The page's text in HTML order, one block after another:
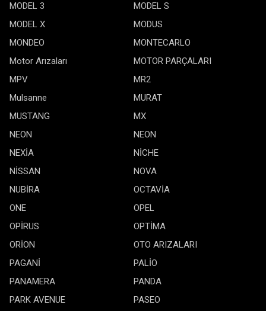
MODEL 3
MODEL S
MODEL X
MODUS
MONDEO
MONTECARLO
Motor Arızaları
MOTOR PARÇALARI
MPV
MR2
Mulsanne
MURAT
MUSTANG
MX
NEON
NEON
NEXİA
NİCHE
NİSSAN
NOVA
NUBİRA
OCTAVİA
ONE
OPEL
OPİRUS
OPTİMA
ORİON
OTO ARIZALARI
PAGANİ
PALİO
PANAMERA
PANDA
PARK AVENUE
PASEO